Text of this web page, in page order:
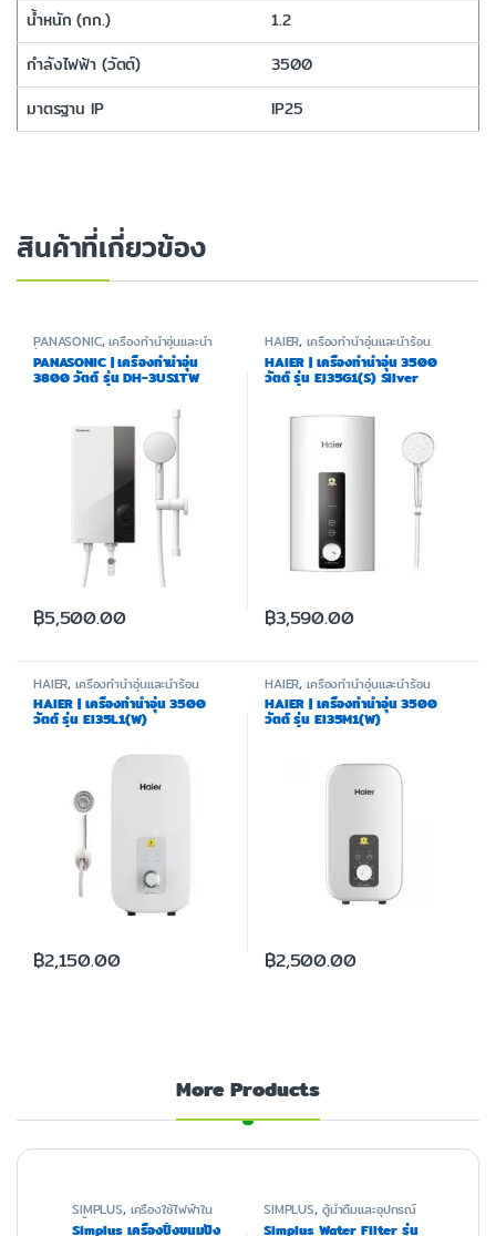
More Products
SIMPLUS, เครื่องใช้ไฟฟ้าใน
ครัว
Simplus เครื่องปิ้งขนมปัง
SIMPLUS, ตู้น้ำดื่มและอุปกรณ์
Simplus Water Filter รุ่น
สินค้าที่เกี่ยวข้อง
PANASONIC,เครื่องทำน้ำอุ่นและน้ำ
ร้อน
PANASONIC | เครื่องทำน้ำอุ่น
3800 วัตต์ รุ่น DH-3US1TW
฿5,500.00
HAIER,เครื่องทำน้ำอุ่นและน้ำร้อน
HAIER | เครื่องทำน้ำอุ่น 3500
วัตต์ รุ่น EI35G1(S) Silver
฿3,590.00
HAIER,เครื่องทำน้ำอุ่นและน้ำร้อน
HAIER | เครื่องทำน้ำอุ่น 3500
วัตต์ รุ่น EI35L1(W)
฿2,150.00
HAIER,เครื่องทำน้ำอุ่นและน้ำร้อน
HAIER | เครื่องทำน้ำอุ่น 3500
วัตต์ รุ่น EI35M1(W)
฿2,500.00
น้ำหนัก (กก.)
1.2
กำลังไฟฟ้า (วัตต์)
3500
มาตรฐาน IP
IP25